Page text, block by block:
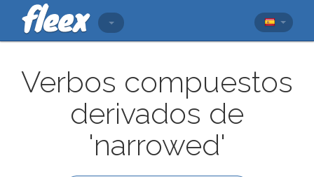
Verbos compuestos
derivados de
'narrowed'